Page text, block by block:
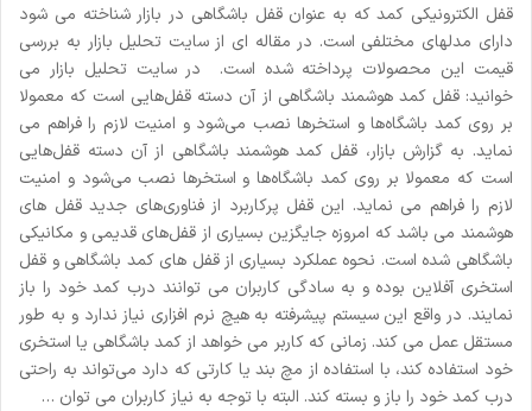
قفل الکترونیکی کمد که به عنوان قفل باشگاهی در بازار شناخته می شود
دارای مدلهای مختلفی است. در مقاله ای از سایت تحلیل بازار به بررسی
قیمت این محصولات پرداخته شده است. در سایت تحلیل بازار می
خوانید: قفل کمد هوشمند باشگاهی از آن دسته قفل‌هایی است که معمولا
بر روی کمد باشگاه‌ها و استخرها نصب می‌شود و امنیت لازم را فراهم می
نماید. به گزارش بازار، قفل کمد هوشمند باشگاهی از آن دسته قفل‌هایی
است که معمولا بر روی کمد باشگاه‌ها و استخرها نصب می‌شود و امنیت
لازم را فراهم می نماید. این قفل پرکاربرد از فناوری‌های جدید قفل های
هوشمند می باشد که امروزه جایگزین بسیاری از قفل‌های قدیمی و مکانیکی
باشگاهی شده است. نحوه عملکرد بسیاری از قفل های کمد باشگاهی و قفل
استخری آفلاین بوده و به سادگی کاربران می توانند درب کمد خود را باز
نمایند. در واقع این سیستم پیشرفته به هیچ نرم افزاری نیاز ندارد و به طور
مستقل عمل می کند. زمانی که کاربر می خواهد از کمد باشگاهی یا استخری
خود استفاده کند، با استفاده از مچ بند یا کارتی که دارد می‌تواند به راحتی
درب کمد خود را باز و بسته کند. البته با توجه به نیاز کاربران می توان …